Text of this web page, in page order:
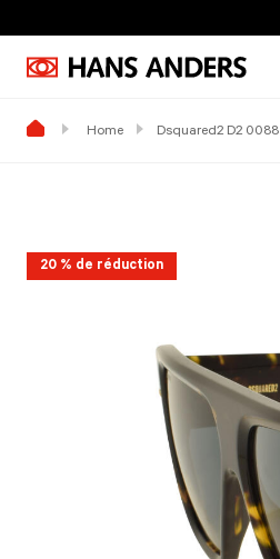
Home Dsquared2 D2 0088
20 % de réduction